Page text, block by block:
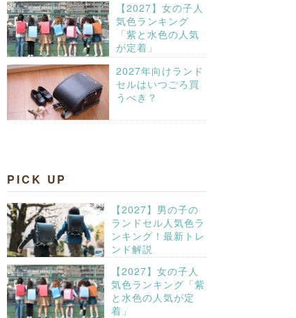
【2027】女の子人
気色ランキング
「紫と水色の人気
が定着」
2027年向けランド
セルはいつごろ買
うべき？
PICK UP
【2027】男の子の
ランドセル人気色ラ
ンキング！最新トレ
ンド解説
【2027】女の子人
気色ランキング「紫
と水色の人気が定
着」